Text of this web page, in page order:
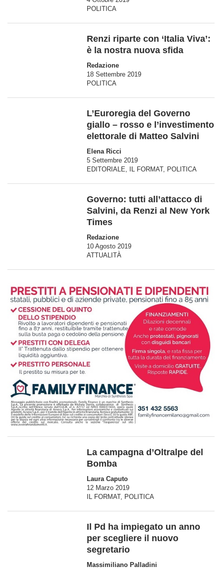
POLITICA
Renzi riparte con ‘Italia Viva’:
è la nostra nuova sfida
Redazione
18 Settembre 2019
POLITICA
L’Euroregia del Governo
giallo – rosso e l’investimento
elettorale di Matteo Salvini
Elena Ricci
5 Settembre 2019
EDITORIALE
IL FORMAT, POLITICA
Governo: tutti all’attacco di
Salvini, da Renzi al New York
Times
Redazione
10 Agosto 2019
ATTUALITÀ
La campagna d’Oltralpe del
Bomba
Laura Caputo
12 Marzo 2019
IL FORMAT, POLITICA
Il Pd ha impiegato un anno
per scegliere il nuovo
segretario
Massimiliano Palladini